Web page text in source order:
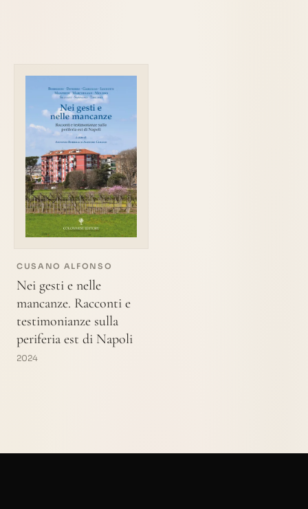
CUSANO ALFONSO
Nei gesti e nelle
mancanze. Racconti e
testimonianze sulla
periferia est di Napoli
2024